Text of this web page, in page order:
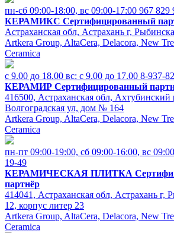
пн-сб 09:00-18:00, вс 09:00-17:00 967 829
КЕРАМИКС Сертифицированный
Астраханская обл, Астрахань г,
Artkera Group, AltaCera, Delacora, New
Ceramica
с 9.00 до 18.00 вс: с 9.00 до 17.00 8-937-
КЕРАМИР Сертифицированный
416500, Астраханская обл, Ахтубинский
Волгоградская ул, дом № 164
Artkera Group, AltaCera, Delacora, New
Ceramica
пн-пт 09:00-19:00, сб 09:00-16:00, вс
19-49
КЕРАМИЧЕСКАЯ ПЛИТКА
партнёр
414041, Астраханская обл, Астрахань г,
12, корпус литер 23
Artkera Group, AltaCera, Delacora, New
Ceramica